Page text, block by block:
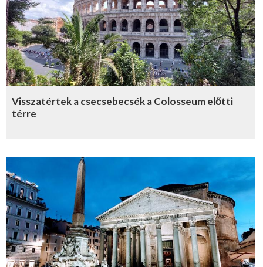
Visszatértek a csecsebecsék a Colosseum előtti
térre